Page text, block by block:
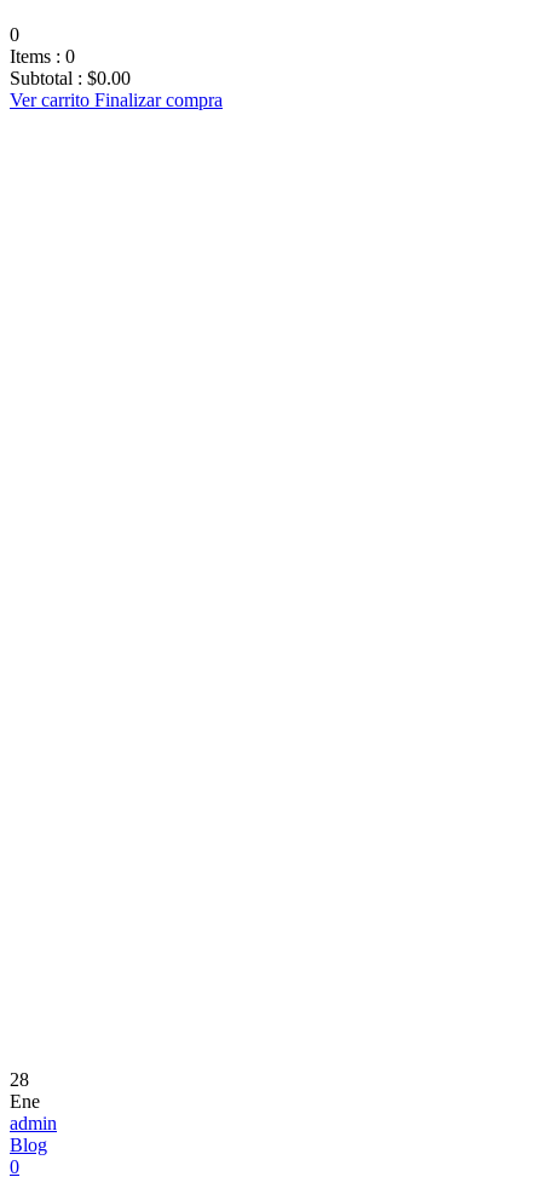
0
Items : 0
Subtotal : $0.00
Ver carrito Finalizar compra
28
Ene
admin
Blog
0